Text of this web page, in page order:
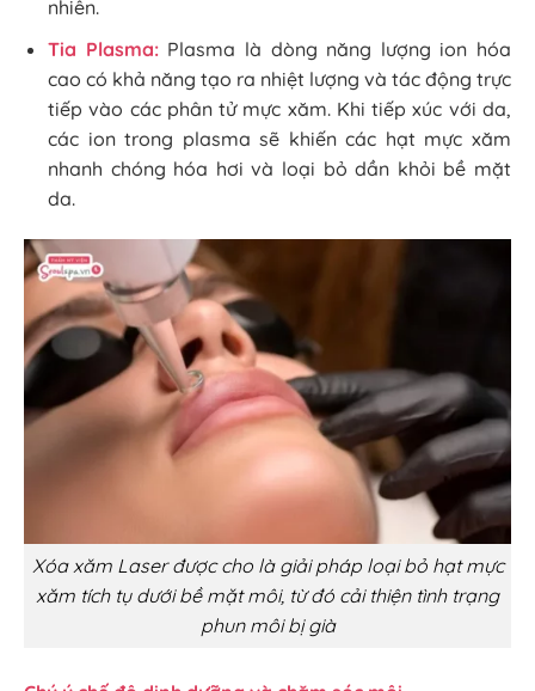
nhiên.
Tia Plasma: Plasma là dòng năng lượng ion hóa
cao có khả năng tạo ra nhiệt lượng và tác động trực
tiếp vào các phân tử mực xăm. Khi tiếp xúc với da,
các ion trong plasma sẽ khiến các hạt mực xăm
nhanh chóng hóa hơi và loại bỏ dần khỏi bề mặt
da.
Xóa xăm Laser được cho là giải pháp loại bỏ hạt mực
xăm tích tụ dưới bề mặt môi, từ đó cải thiện tình trạng
phun môi bị già